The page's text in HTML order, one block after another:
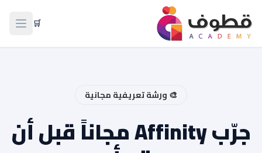
🛒 فتح
🎨 ورشة تعريفية مجانية
جرّب Affinity مجاناً قبل أن